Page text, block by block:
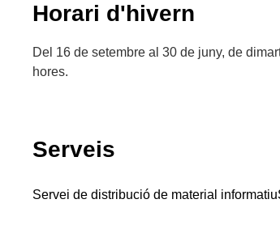
Horari d'hivern
Del 16 de setembre al 30 de juny, de
hores.
Serveis
Servei de distribució de material informatiu